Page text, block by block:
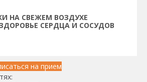
НА СВЕЖЕМ ВОЗДУХЕ
СЕРДЦА И СОСУДОВ
на прием